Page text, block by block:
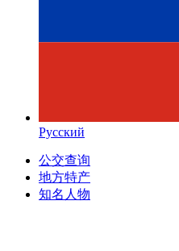
Русский
公交查询
地方特产
知名人物